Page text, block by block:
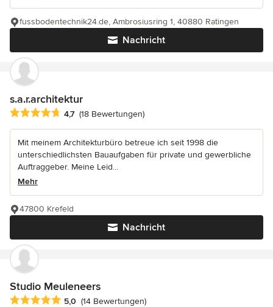
Nachricht
fussbodentechnik24.de, Ambrosiusring 1, 40880 Ratingen
s.a.r.architektur
Durchschnittliche Bewertung: 4.7 von 5 Sternen
4,7 (18 Bewertungen)
Mit meinem Architekturbüro betreue ich seit 1998 die
unterschiedlichsten Bauaufgaben für private und gewerbliche
Auftraggeber. Meine Leid...
Mehr
Nachricht
47800 Krefeld
Studio Meuleneers
Durchschnittliche Bewertung: 5 von 5 Sternen
5,0 (14 Bewertungen)